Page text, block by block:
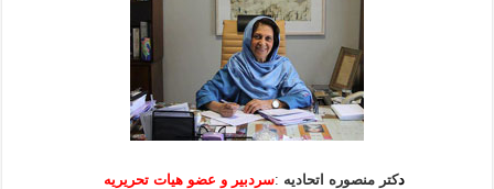
دکتر منصوره اتحادیه :سردبیر و عضو هیاتتحریریه